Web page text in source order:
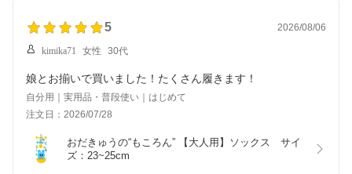
5 2026/08/06
kimika71 女性 30代
娘とお揃いで買いました！たくさん履きます！
自分用｜実用品・普段使い｜はじめて
注文日：2026/07/28
おだきゅうの“もころん” 【大人用】ソックス　サイ
ズ：23~25cm